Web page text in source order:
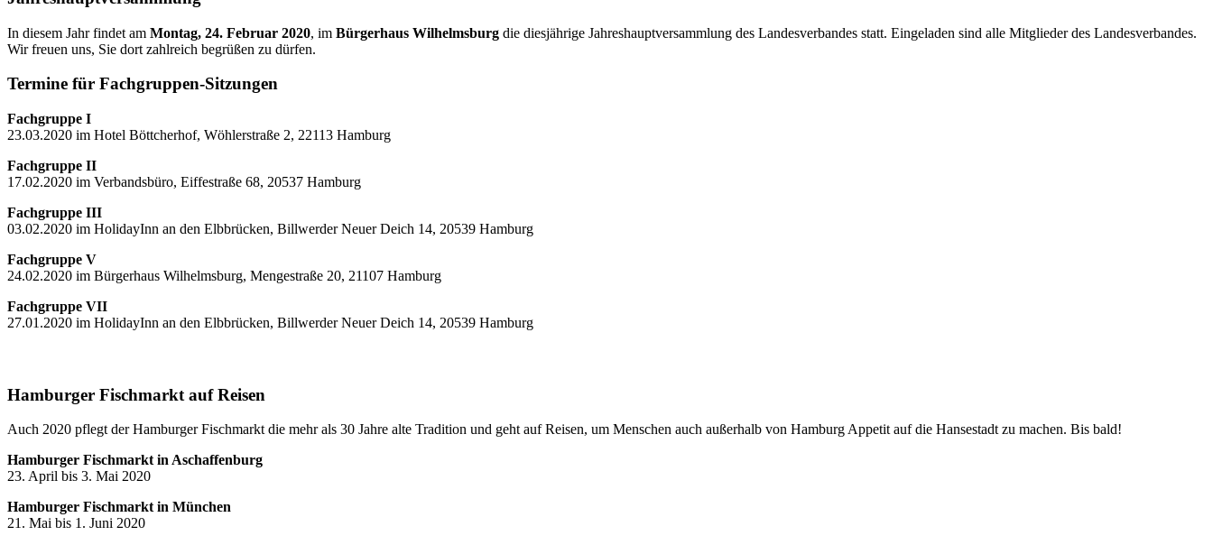
In diesem Jahr findet am Montag, 24. Februar 2020, im Bürgerhaus Wilhelmsburg die diesjährige Jahreshauptversammlung des Landesverbandes statt. Eingeladen sind alle Mitglieder des Landesverbandes.
Wir freuen uns, Sie dort zahlreich begrüßen zu dürfen.
Termine für Fachgruppen-Sitzungen
Fachgruppe I
23.03.2020 im Hotel Böttcherhof, Wöhlerstraße 2, 22113 Hamburg
Fachgruppe II
17.02.2020 im Verbandsbüro, Eiffestraße 68, 20537 Hamburg
Fachgruppe III
03.02.2020 im HolidayInn an den Elbbrücken, Billwerder Neuer Deich 14, 20539 Hamburg
Fachgruppe V
24.02.2020 im Bürgerhaus Wilhelmsburg, Mengestraße 20, 21107 Hamburg
Fachgruppe VII
27.01.2020 im HolidayInn an den Elbbrücken, Billwerder Neuer Deich 14, 20539 Hamburg
Hamburger Fischmarkt auf Reisen
Auch 2020 pflegt der Hamburger Fischmarkt die mehr als 30 Jahre alte Tradition und geht auf Reisen, um Menschen auch außerhalb von Hamburg Appetit auf die Hansestadt zu machen. Bis bald!
Hamburger Fischmarkt in Aschaffenburg
23. April bis 3. Mai 2020
Hamburger Fischmarkt in München
21. Mai bis 1. Juni 2020